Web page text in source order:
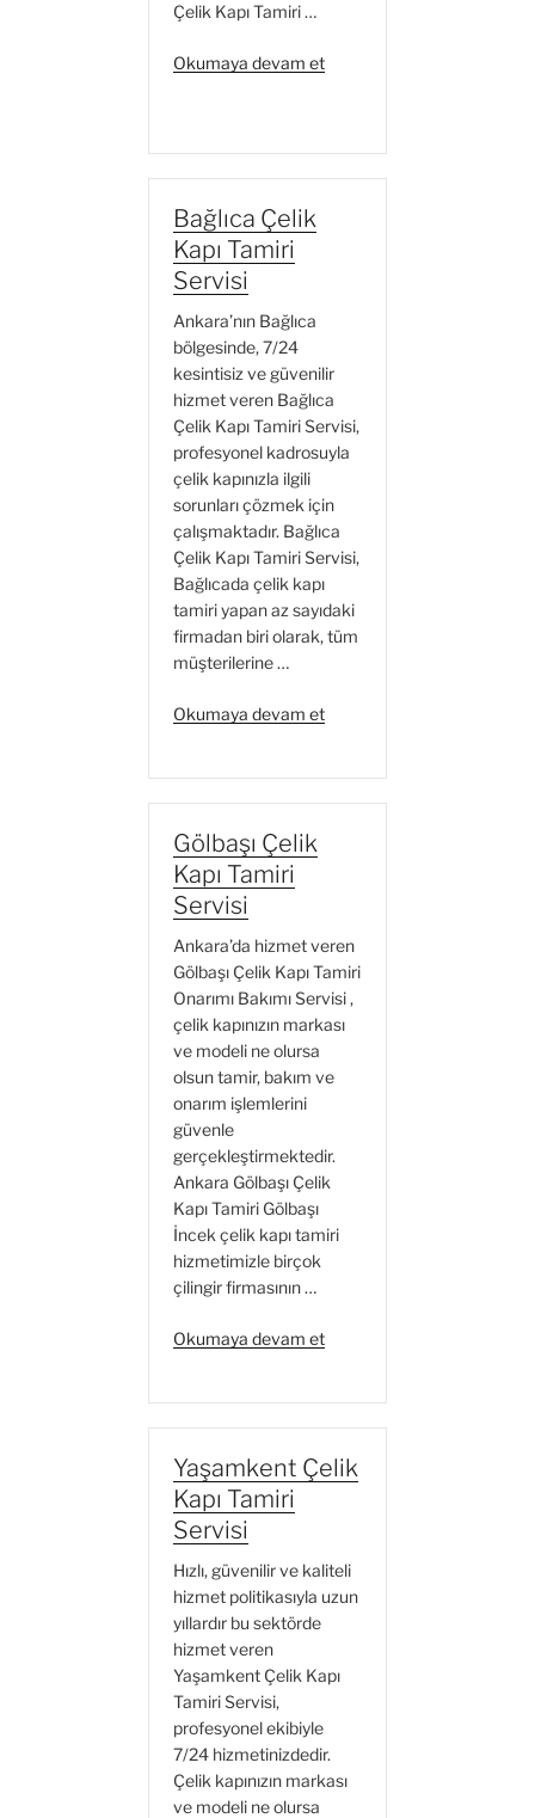
Çelik Kapı Tamiri …
Okumaya devam et“Keçiören
Bağlıca Çelik
Kapı Tamiri
Servisi
Ankara’nın Bağlıca
bölgesinde, 7/24
kesintisiz ve güvenilir
hizmet veren Bağlıca
Çelik Kapı Tamiri Servisi,
profesyonel kadrosuyla
çelik kapınızla ilgili
sorunları çözmek için
çalışmaktadır. Bağlıca
Çelik Kapı Tamiri Servisi,
Bağlıcada çelik kapı
tamiri yapan az sayıdaki
firmadan biri olarak, tüm
müşterilerine …
Okumaya devam et“Bağlıca
Gölbaşı Çelik
Kapı Tamiri
Servisi
Ankara’da hizmet veren
Gölbaşı Çelik Kapı Tamiri
Onarımı Bakımı Servisi ,
çelik kapınızın markası
ve modeli ne olursa
olsun tamir, bakım ve
onarım işlemlerini
güvenle
gerçekleştirmektedir.
Ankara Gölbaşı Çelik
Kapı Tamiri Gölbaşı
İncek çelik kapı tamiri
hizmetimizle birçok
çilingir firmasının …
Okumaya devam et“Gölbaşı
Yaşamkent Çelik
Kapı Tamiri
Servisi
Hızlı, güvenilir ve kaliteli
hizmet politikasıyla uzun
yıllardır bu sektörde
hizmet veren
Yaşamkent Çelik Kapı
Tamiri Servisi,
profesyonel ekibiyle
7/24 hizmetinizdedir.
Çelik kapınızın markası
ve modeli ne olursa